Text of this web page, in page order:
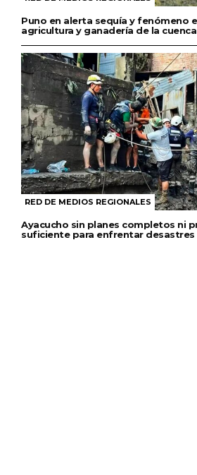
Puno en alerta sequía y fenómeno
agricultura y ganadería de la
RED DE MEDIOS REGIONALES
Ayacucho sin planes completos ni
suficiente para enfrentar desastres